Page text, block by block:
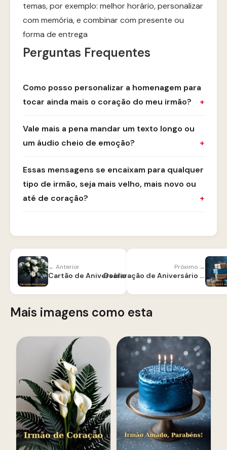
temas, por exemplo: melhor horário, personalizar
com memória, e combinar com presente ou
forma de entrega
Perguntas Frequentes
Como posso personalizar a homenagem para
tocar ainda mais o coração do meu irmão?
Vale mais a pena mandar um texto longo ou
um áudio cheio de emoção?
Essas mensagens se encaixam para qualquer
tipo de irmão, seja mais velho, mais novo ou
até de coração?
← Anterior
Cartão de Aniversário para Irmão
Próximo →
Declaração de Aniversário para Irmão
Mais imagens como esta